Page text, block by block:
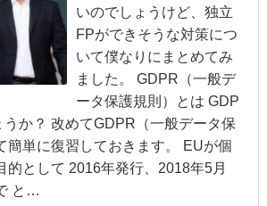
いのでしょうけど、独立
FPができそうな対策につ
いて僕なりにまとめてみ
ました。 GDPR（一般デ
ータ保護規則）とは GDP
うか？ 改めてGDPR（一般データ保
簡単に復習しておきます。 EUが個
的として 2016年発行、2018年5月
と…